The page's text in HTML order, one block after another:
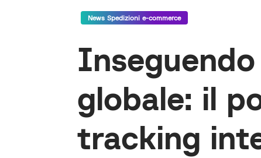
News Spedizioni e-commerce
globale: il
tracking